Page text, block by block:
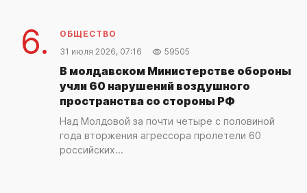
6.
ОБЩЕСТВО
31 июля 2026, 07:16
59505
В молдавском Министерстве обороны
учли 60 нарушений воздушного
пространства со стороны РФ
Над Молдовой за почти четыре с половиной
года вторжения агрессора пролетели 60
российских...